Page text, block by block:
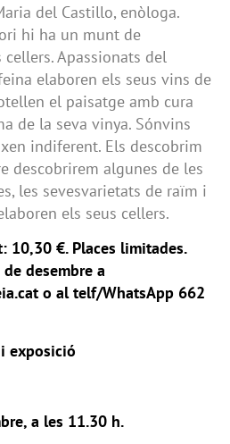
del Castillo, enòloga.
hi ha un munt de
Apassionats del
elaboren els seus vins de
el paisatge amb cura
de la seva vinya. Sónvins
indiferent. Els descobrim
descobrirem algunes de les
les sevesvarietats de raïm i
els seus cellers.
10,30 €. Places limitades.
desembre a
o al telf/WhatsApp 662
exposició
a les 11.30 h.